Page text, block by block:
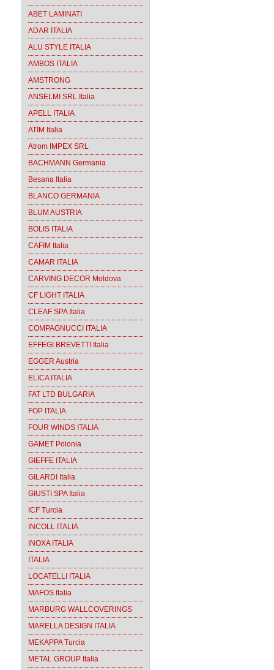
ABET LAMINATI
ADAR ITALIA
ALU STYLE ITALIA
AMBOS ITALIA
AMSTRONG
ANSELMI SRL Italia
APELL ITALIA
ATIM Italia
Atrom IMPEX SRL
BACHMANN Germania
Besana Italia
BLANCO GERMANIA
BLUM AUSTRIA
BOLIS ITALIA
CAFIM Italia
CAMAR ITALIA
CARVING DECOR Moldova
CF LIGHT ITALIA
CLEAF SPA Italia
COMPAGNUCCI ITALIA
EFFEGI BREVETTI Italia
EGGER Austria
ELICA ITALIA
FAT LTD BULGARIA
FOP ITALIA
FOUR WINDS ITALIA
GAMET Polonia
GIEFFE ITALIA
GILARDI Italia
GIUSTI SPA Italia
ICF Turcia
INCOLL ITALIA
INOXA ITALIA
ITALIA
LOCATELLI ITALIA
MAFOS Italia
MARBURG WALLCOVERINGS
MARELLA DESIGN ITALIA
MEKAPPA Turcia
METAL GROUP Italia